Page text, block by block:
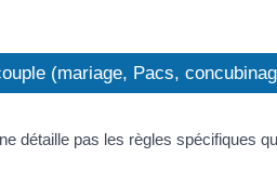
(mariage, Pacs,
détaille pas les règles spécifiques